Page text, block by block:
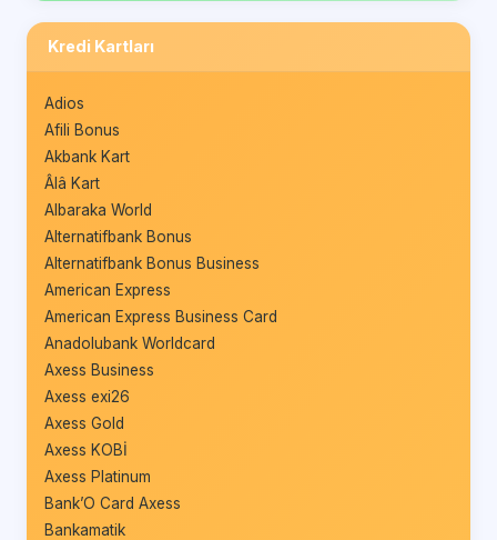
Kredi Kartları
Adios
Afili Bonus
Akbank Kart
Âlâ Kart
Albaraka World
Alternatifbank Bonus
Alternatifbank Bonus Business
American Express
American Express Business Card
Anadolubank Worldcard
Axess Business
Axess exi26
Axess Gold
Axess KOBİ
Axess Platinum
Bank’O Card Axess
Bankamatik